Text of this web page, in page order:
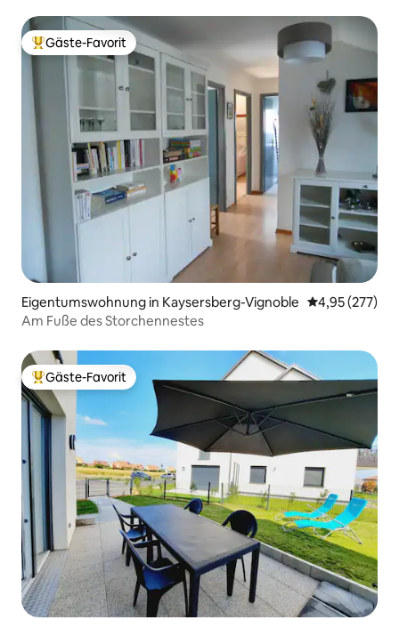
Beliebter Gäste-Favorit.
Gäste-Favorit
Eigentumswohnung in Kaysersberg-Vignoble
4,95 (277)
Am Fuße des Storchennestes
Beliebter Gäste-Favorit.
Gäste-Favorit